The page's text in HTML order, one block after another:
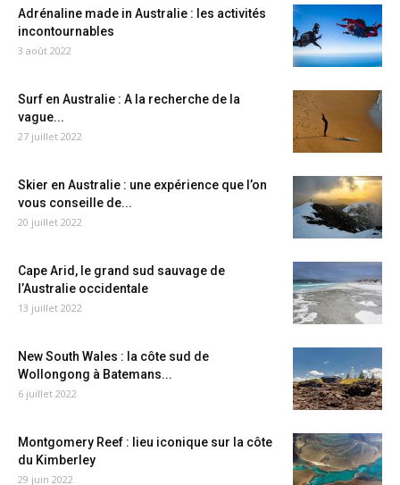
Adrénaline made in Australie : les activités
incontournables
3 août 2022
Surf en Australie : A la recherche de la
vague...
27 juillet 2022
Skier en Australie : une expérience que l’on
vous conseille de...
20 juillet 2022
Cape Arid, le grand sud sauvage de
l’Australie occidentale
13 juillet 2022
New South Wales : la côte sud de
Wollongong à Batemans...
6 juillet 2022
Montgomery Reef : lieu iconique sur la côte
du Kimberley
29 juin 2022